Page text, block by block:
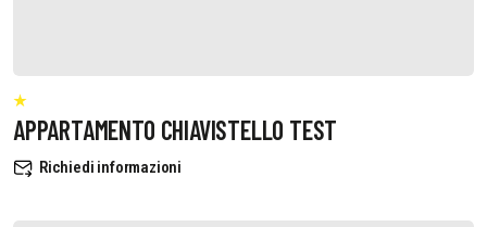
APPARTAMENTO CHIAVISTELLO TEST
Richiedi informazioni